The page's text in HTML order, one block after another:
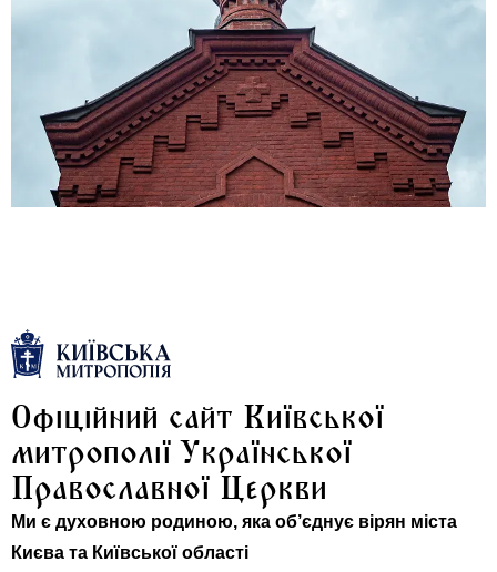
Офіційний сайт Київської
митрополії Української
Православної Церкви
Ми є духовною родиною, яка об’єднує вірян міста
Києва та Київської області